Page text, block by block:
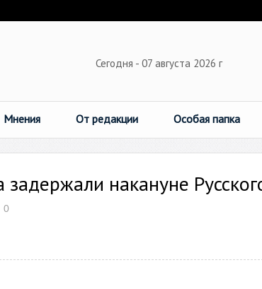
Сегодня - 07 августа 2026 г
Мнения От редакции Особая папка
накануне
0